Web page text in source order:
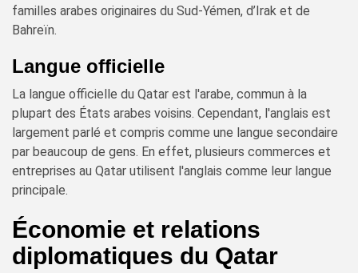
familles arabes originaires du Sud-Yémen, d’Irak et de
Bahreïn.
Langue officielle
La langue officielle du Qatar est l'arabe, commun à la
plupart des États arabes voisins. Cependant, l'anglais est
largement parlé et compris comme une langue secondaire
par beaucoup de gens. En effet, plusieurs commerces et
entreprises au Qatar utilisent l'anglais comme leur langue
principale.
Économie et relations
diplomatiques du Qatar